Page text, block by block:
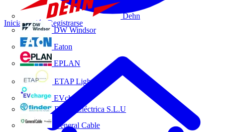
Dehn
DW Windsor
Eaton
EPLAN
ETAP Lighting
EVcharge
Finder Eléctrica S.L.U
General Cable
Iniciar sesión Registrarse